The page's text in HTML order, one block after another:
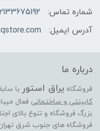
شماره تماس:
آدرس ایمیل:
درباره ما
فروشگاه یراق استور با سابقه 2 دهه
کابینتی و ساختمانی فعال
بزرگ فروشگاه و تنوع بالای
فروشگاه های جنوب شرق